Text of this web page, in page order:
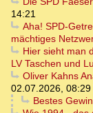
14:21
Aha! SPD-
mächtiges
Hier sieht man
LV Taschen und
Oliver Kahns
02.07.2026, 08:29
Bestes